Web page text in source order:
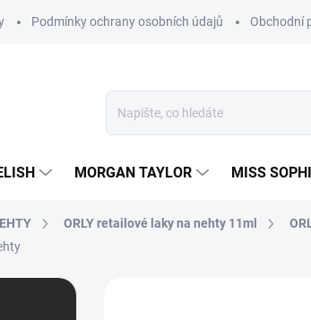
Podmínky ochrany osobních údajů Obchodní
MORGAN TAYLOR MISS
ORLY retailové laky na nehty 11ml